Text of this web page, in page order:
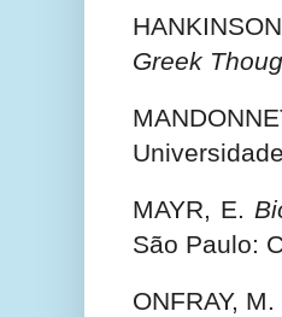
Greek
MAYR, E.
São Paulo:
ONFRAY, M.